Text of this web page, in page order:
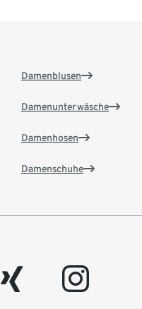
Damenblusen
Damenunterwäsche
Damenhosen
Damenschuhe
xing instagram